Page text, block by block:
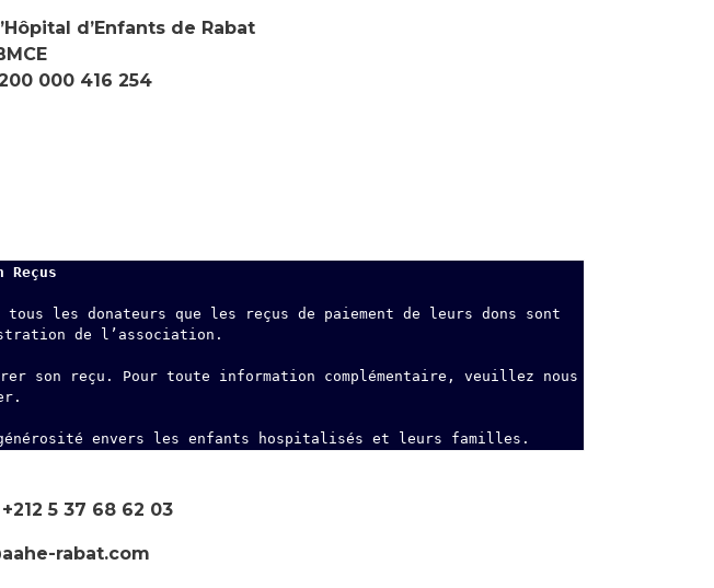
d’Enfants de Rabat
000 416 254
Reçus
tous les donateurs que les reçus de paiement de leurs dons sont
de l’association.
son reçu. Pour toute information complémentaire, veuillez nous
générosité envers les enfants hospitalisés et leurs familles.
5 37 68 62 03
rabat.com